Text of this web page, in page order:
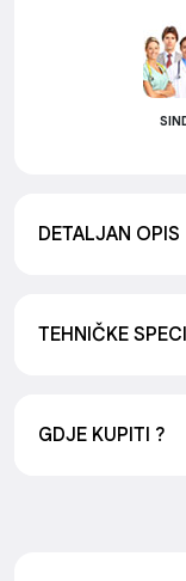
DETALJAN OPIS
TEHNIČKE
GDJE KUPITI ?